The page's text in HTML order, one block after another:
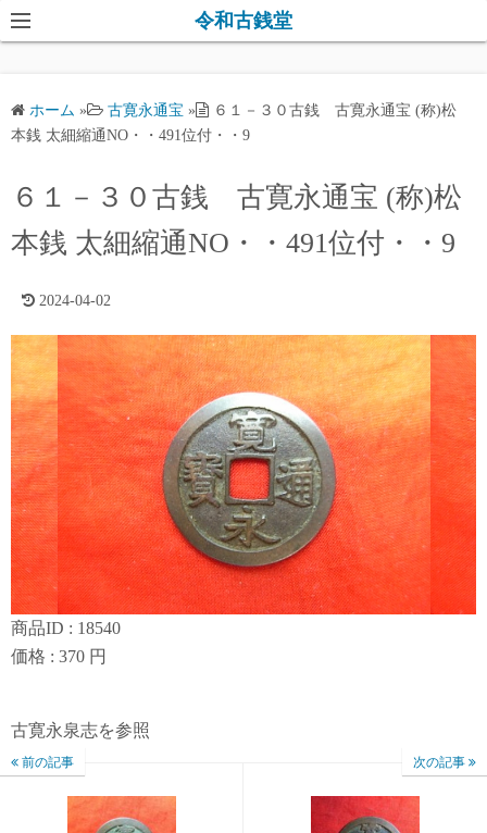
コ
ン
ッ
令和古銭堂
ホーム » 古寛永通宝 »
６１－３０古銭 古寛永通宝 (称)松
本銭 太細縮通NO・・491位付・・9
６１－３０古銭 古寛永通宝 (称)松
本銭 太細縮通NO・・491位付・・9
2024-04-02
商品ID : 18540
価格 : 370 円
古寛永泉志を参照
前の記事 次の記事